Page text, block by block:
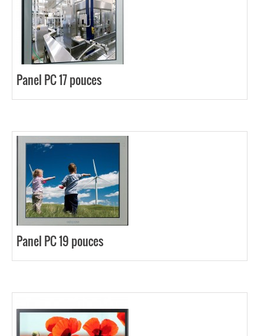
Panel PC 17 pouces
Panel PC 19 pouces